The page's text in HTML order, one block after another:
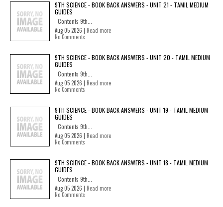
9TH SCIENCE - BOOK BACK ANSWERS - UNIT 21 - TAMIL MEDIUM
GUIDES
Contents 9th...
Aug 05 2026 | Read more
No Comments
9TH SCIENCE - BOOK BACK ANSWERS - UNIT 20 - TAMIL MEDIUM
GUIDES
Contents 9th...
Aug 05 2026 | Read more
No Comments
9TH SCIENCE - BOOK BACK ANSWERS - UNIT 19 - TAMIL MEDIUM
GUIDES
Contents 9th...
Aug 05 2026 | Read more
No Comments
9TH SCIENCE - BOOK BACK ANSWERS - UNIT 18 - TAMIL MEDIUM
GUIDES
Contents 9th...
Aug 05 2026 | Read more
No Comments